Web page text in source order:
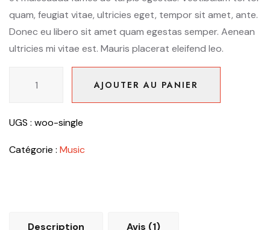
quam, feugiat vitae, ultricies eget, tempor sit amet, ante.
Donec eu libero sit amet quam egestas semper. Aenean
ultricies mi vitae est. Mauris placerat eleifend leo.
AJOUTER AU PANIER
AJOUTER AU PANIER
UGS : woo-single
Catégorie : Music
Description Avis (1)